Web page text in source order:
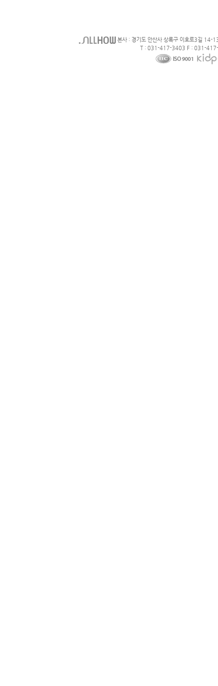
본사 : 경기도 안산사 상록구 이호로3길 14-
T : 031-417-3403 F : 031-